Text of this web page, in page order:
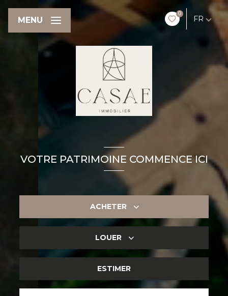
0
FR
MENU
VOTRE PATRIMOINE COMMENCE ICI
ACHETER
DU NEUF
LOUER
DE L'HABITATIONESTIMER